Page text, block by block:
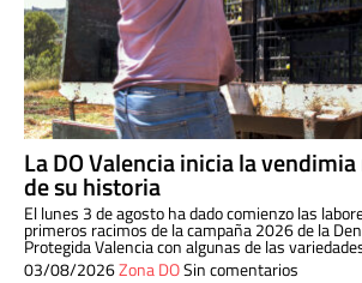
La DO Valencia inicia la
de su historia
El lunes 3 de agosto ha dado comienzo las
primeros racimos de la campaña 2026 de la
Protegida Valencia con algunas de las
03/08/2026Zona DOSin comentarios